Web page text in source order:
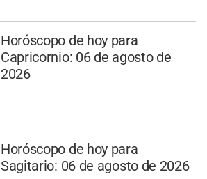
Horóscopo de hoy para
Capricornio: 06 de agosto de
2026
Horóscopo de hoy para
Sagitario: 06 de agosto de 2026